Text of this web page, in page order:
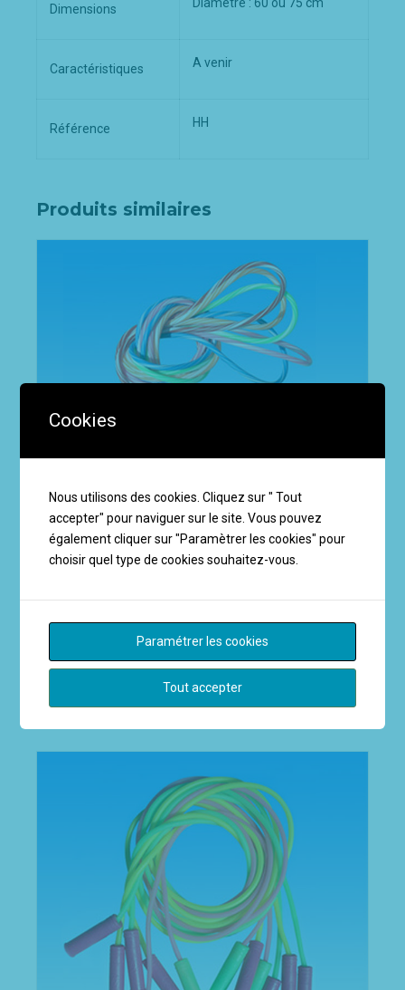
Dimensions
Caractéristiques A venir
Référence HH
Produits similaires
JOUETS
Cordes à sauter tréssé
EN SAVOIR PLUS
Cookies
Nous utilisons des cookies. Cliquez sur " Tout
accepter" pour naviguer sur le site. Vous pouvez
également cliquer sur "Paramètrer les cookies" pour
choisir quel type de cookies souhaitez-vous.
Paramétrer les cookies
Tout accepter